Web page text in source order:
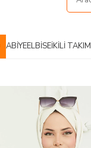
ABIYEELBISEİKILI TAKIM